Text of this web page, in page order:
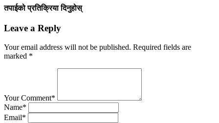
तपाईको प्रतिक्रिया दिनुहोस्
Leave a Reply
Your email address will not be published. Required fields are
marked *
Your Comment*
Name*
Email*